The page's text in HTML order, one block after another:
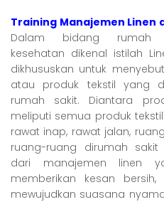
Training Manajemen Linen
Dalam bidang rumah
kesehatan dikenal istilah
dikhususkan untuk
atau produk tekstil yang
rumah sakit. Diantara
meliputi semua produk
rawat inap, rawat jalan,
ruang-ruang dirumah
dari manajemen linen
memberikan kesan
mewujudkan suasana